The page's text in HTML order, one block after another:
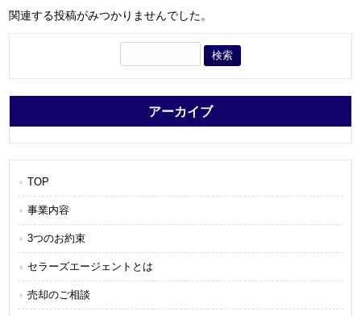
関連する投稿がみつかりませんでした。
アーカイブ
TOP
事業内容
3つのお約束
セラーズエージェントとは
売却のご相談